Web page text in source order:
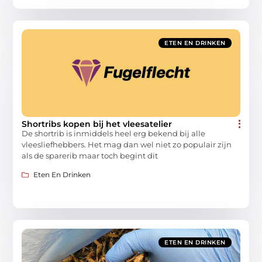
ETEN EN DRINKEN
Shortribs kopen bij het vleesatelier
De shortrib is inmiddels heel erg bekend bij alle
vleesliefhebbers. Het mag dan wel niet zo populair zijn
als de sparerib maar toch begint dit
Eten En Drinken
ETEN EN DRINKEN